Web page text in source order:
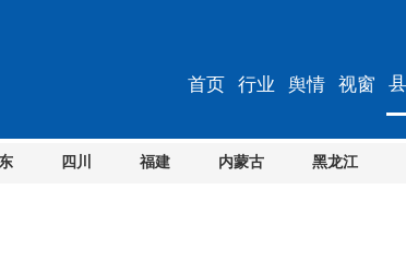
首页 行业 舆情 视窗
四川 福建 内蒙古 黑龙江